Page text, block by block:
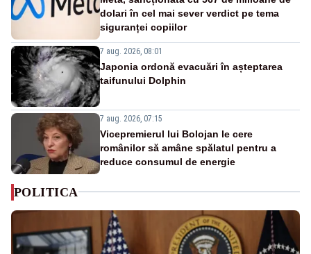
dolari în cel mai sever verdict pe tema
siguranței copiilor
7 aug. 2026, 08:01
Japonia ordonă evacuări în așteptarea
taifunului Dolphin
7 aug. 2026, 07:15
Vicepremierul lui Bolojan le cere
românilor să amâne spălatul pentru a
reduce consumul de energie
POLITICA